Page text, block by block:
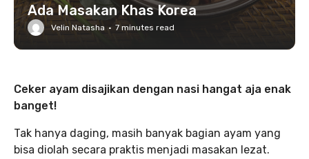
Ada Masakan Khas Korea
Velin Natasha · 7 minutes read
Ceker ayam disajikan dengan nasi hangat aja enak
banget!
Tak hanya daging, masih banyak bagian ayam yang
bisa diolah secara praktis menjadi masakan lezat.